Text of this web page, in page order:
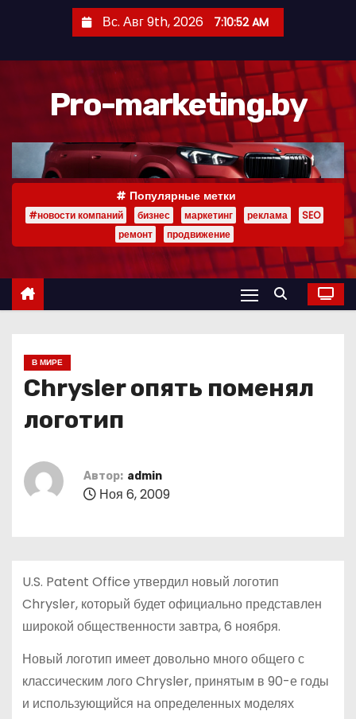
р
Вс. Авг 9th, 2026 7:10:53 AM
Pro-marketing.by
Популярные метки
#новости компаний бизнес маркетинг реклама
SEO
ремонт
продвижение
В МИРЕ
Chrysler опять поменял
логотип
Автор: admin
Ноя 6, 2009
U.S. Patent Office утвердил новый логотип
Chrysler, который будет официально представлен
широкой общественности завтра, 6 ноября.
Новый логотип имеет довольно много общего с
классическим лого Chrysler, принятым в 90-е годы
и использующийся на определенных моделях